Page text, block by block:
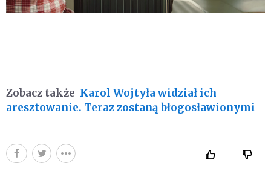
Zobacz także Karol Wojtyła widział ich
aresztowanie. Teraz zostaną błogosławionymi